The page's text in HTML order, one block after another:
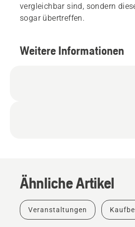
vergleichbar sind, sondern
sogar übertreffen.
Weitere Informationen
Ähnliche Artikel
Veranstaltungen